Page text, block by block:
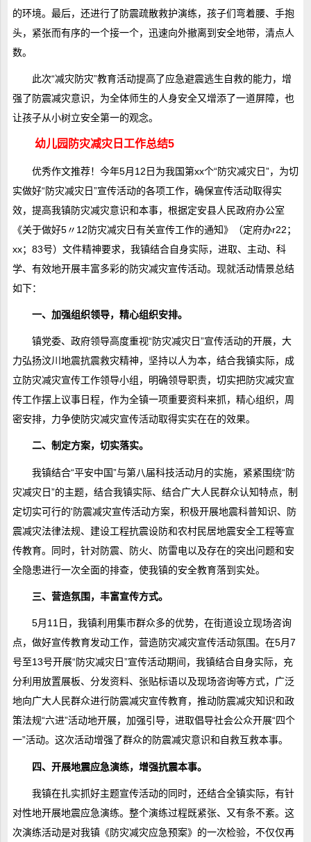
的环境。最后，还进行了防震疏散救护演练，孩子们弯着腰、手抱
头，紧张而有序的一个接一个，迅速向外撤离到安全地带，清点人
数。
此次“减灾防灾”教育活动提高了应急避震逃生自救的能力，增
强了防震减灾意识，为全体师生的人身安全又增添了一道屏障，也
让孩子从小树立安全第一的观念。
幼儿园防灾减灾日工作总结5
优秀作文推荐！今年5月12日为我国第xx个“防灾减灾日”，为切
实做好“防灾减灾日”宣传活动的各项工作，确保宣传活动取得实
效，提高我镇防灾减灾意识和本事，根据定安县人民政府办公室
《关于做好5〃12防灾减灾日有关宣传工作的通知》（定府办r22；
xx；83号）文件精神要求，我镇结合自身实际，进取、主动、科
学、有效地开展丰富多彩的防灾减灾宣传活动。现就活动情景总结
如下：
一、加强组织领导，精心组织安排。
镇党委、政府领导高度重视“防灾减灾日”宣传活动的开展，大
力弘扬汶川地震抗震救灾精神，坚持以人为本，结合我镇实际，成
立防灾减灾宣传工作领导小组，明确领导职责，切实把防灾减灾宣
传工作摆上议事日程，作为全镇一项重要资料来抓，精心组织，周
密安排，力争使防灾减灾宣传活动取得实实在在的效果。
二、制定方案，切实落实。
我镇结合“平安中国”与第八届科技活动月的实施，紧紧围绕“防
灾减灾日”的主题，结合我镇实际、结合广大人民群众认知特点，制
定切实可行的'防震减灾宣传活动方案，积极开展地震科普知识、防
震减灾法律法规、建设工程抗震设防和农村民居地震安全工程等宣
传教育。同时，针对防震、防火、防雷电以及存在的突出问题和安
全隐患进行一次全面的排查，使我镇的安全教育落到实处。
三、营造氛围，丰富宣传方式。
5月11日，我镇利用集市群众多的优势，在街道设立现场咨询
点，做好宣传教育发动工作，营造防灾减灾宣传活动氛围。在5月7
号至13号开展“防灾减灾日”宣传活动期间，我镇结合自身实际，充
分利用放置展板、分发资料、张贴标语以及现场咨询等方式，广泛
地向广大人民群众进行防震减灾宣传教育，推动防震减灾知识和政
策法规“六进”活动地开展，加强引导，进取倡导社会公众开展“四个
一”活动。这次活动增强了群众的防震减灾意识和自救互救本事。
四、开展地震应急演练，增强抗震本事。
我镇在扎实抓好主题宣传活动的同时，还结合全镇实际，有针
对性地开展地震应急演练。整个演练过程既紧张、又有条不紊。这
次演练活动是对我镇《防灾减灾应急预案》的一次检验，不仅仅再